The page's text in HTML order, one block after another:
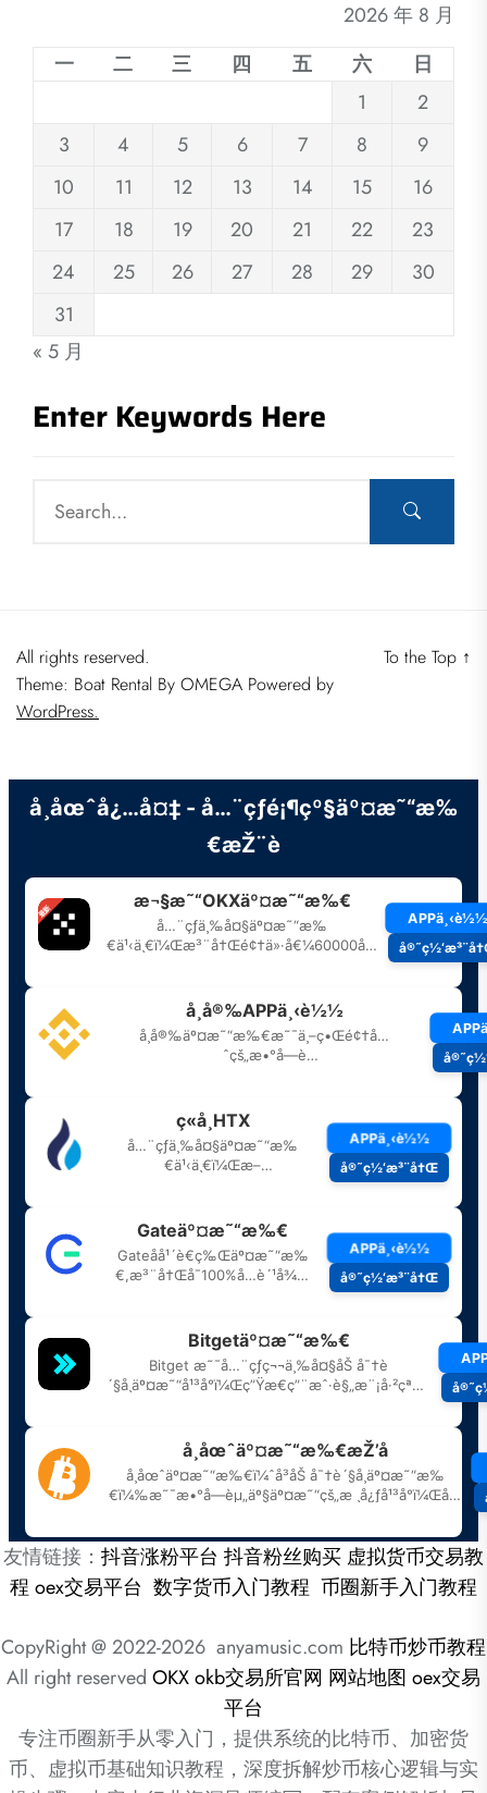
2026 年 8 月
一
二 三 四 五 六
日
1
2
3
4 5 6 7 8
9
10
11 12 13 14 15
16
17
18 19 20 21 22
23
24
25 26 27 28 29
30
31
« 5 月
Enter Keywords Here
All rights reserved.
Theme: Boat Rental By OMEGA Powered by
WordPress.
To the Top ↑
友情链接： 抖音涨粉平台 抖音粉丝购买虚拟货币交易教
程oex交易平台 数字货币入门教程 币圈新手入门教程
CopyRight @ 2022-2026 anyamusic.com 比特币炒币教程
All right reserved OKXokb交易所官网 网站地图 oex交易
平台
专注币圈新手从零入门，提供系统的比特币、加密货
币、虚拟币基础知识教程，深度拆解炒币核心逻辑与实